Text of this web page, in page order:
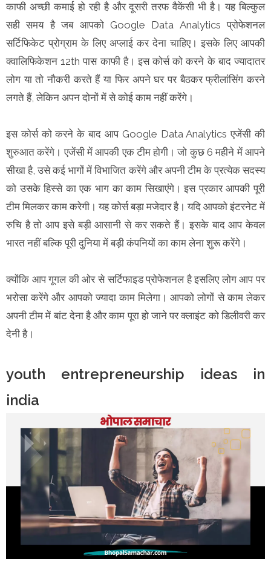
काफी अच्छी कमाई हो रही है और दूसरी तरफ वैकेंसी भी है। यह बिल्कुल
सही समय है जब आपको Google Data Analytics प्रोफेशनल
सर्टिफिकेट प्रोग्राम के लिए अप्लाई कर देना चाहिए। इसके लिए आपकी
क्वालिफिकेशन 12th पास काफी है। इस कोर्स को करने के बाद ज्यादातर
लोग या तो नौकरी करते हैं या फिर अपने घर पर बैठकर फ्रीलांसिंग करने
लगते हैं, लेकिन अपन दोनों में से कोई काम नहीं करेंगे।
इस कोर्स को करने के बाद आप Google Data Analytics एजेंसी की
शुरुआत करेंगे। एजेंसी में आपकी एक टीम होगी। जो कुछ 6 महीने में आपने
सीखा है, उसे कई भागों में विभाजित करेंगे और अपनी टीम के प्रत्येक सदस्य
को उसके हिस्से का एक भाग का काम सिखाएंगे। इस प्रकार आपकी पूरी
टीम मिलकर काम करेगी। यह कोर्स बड़ा मजेदार है। यदि आपको इंटरनेट में
रुचि है तो आप इसे बड़ी आसानी से कर सकते हैं। इसके बाद आप केवल
भारत नहीं बल्कि पूरी दुनिया में बड़ी कंपनियों का काम लेना शुरू करेंगे।
क्योंकि आप गूगल की ओर से सर्टिफाइड प्रोफेशनल है इसलिए लोग आप पर
भरोसा करेंगे और आपको ज्यादा काम मिलेगा। आपको लोगों से काम लेकर
अपनी टीम में बांट देना है और काम पूरा हो जाने पर क्लाइंट को डिलीवरी कर
देनी है।
youth entrepreneurship ideas in
india